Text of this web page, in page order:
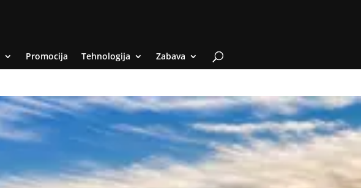
Promocija Tehnologija Zabava